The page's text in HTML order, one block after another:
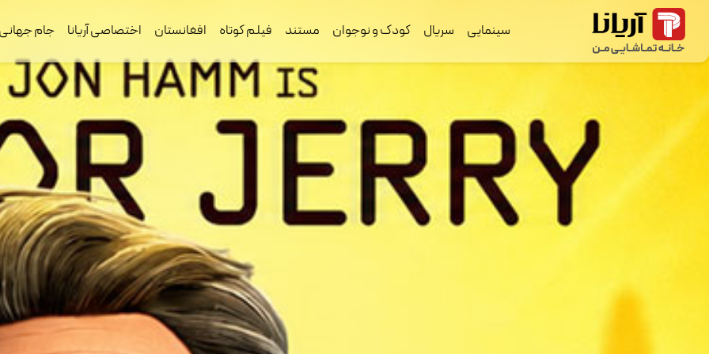
سینمایی سریال کودک و نوجوان مستند فیلم کوتاه افغانستان اختصاصی آریانا جام